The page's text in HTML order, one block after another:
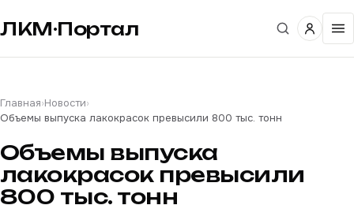
ЛКМ·Портал
Главная›Новости›
Объемы выпуска лакокрасок превысили 800 тыс. тонн
Объемы выпуска
лакокрасок превысили
800 тыс. тонн